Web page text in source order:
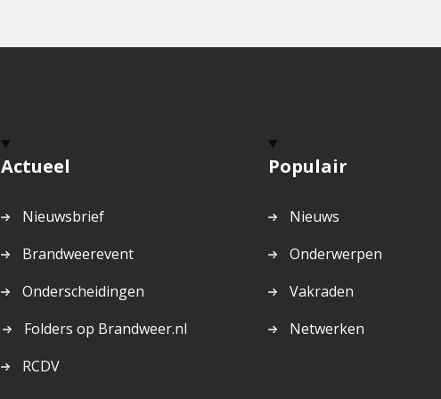
Actueel
Nieuwsbrief
Brandweerevent
Onderscheidingen
Dit
een
Folders op Brandweer.nl
RCDV
Populair
Nieuws
Onderwerpen
Vakraden
Netwerken